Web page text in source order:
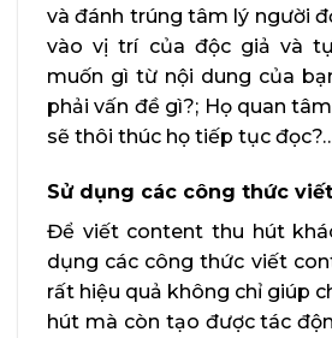
và đánh trúng tâm lý người
vào vị trí của độc giả và
muốn gì từ nội dung của
phải vấn đề gì?; Họ quan
sẽ thôi thúc họ tiếp tục
Sử dụng các công thức
Để viết content thu hút
dụng các công thức viết
rất hiệu quả không chỉ giúp
hút mà còn tạo được tác